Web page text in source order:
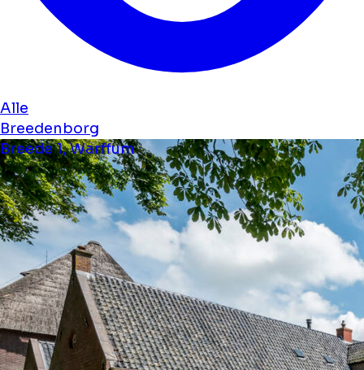
Alle
Breedenborg
Breede 1, Warffum